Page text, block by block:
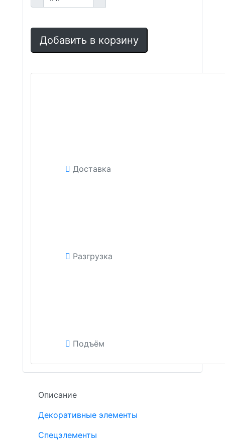
Добавить в корзину
Доставка
Разгрузка
Подъём
Описание
Декоративные элементы
Спецэлементы